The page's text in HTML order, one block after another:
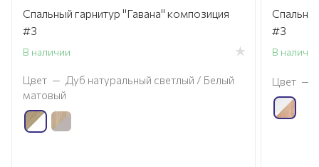
Спальный гарнитур "Гавана" композиция
#3
В наличии
Цвет — Дуб натуральный светлый / Белый
матовый
#3
В наличии
Цвет —